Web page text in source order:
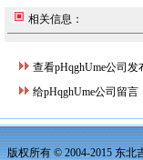
相关信息：
查看pHqghUme公司发
给pHqghUme公司留言
版权所有 © 2004-2015 东北